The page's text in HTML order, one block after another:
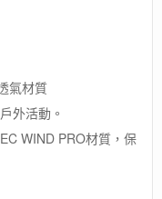
氣材質
外活動。
WIND PRO材質，保